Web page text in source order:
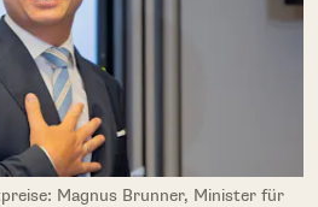
Magnus Brunner, Minister für